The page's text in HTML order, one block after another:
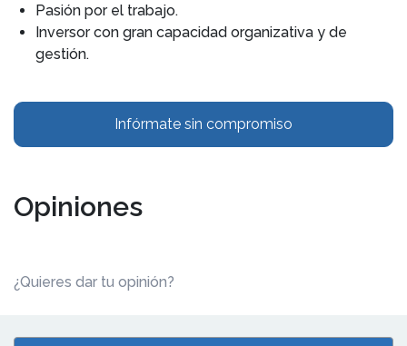
Pasión por el trabajo.
Inversor con gran capacidad organizativa y de
gestión.
Infórmate sin compromiso
Opiniones
¿Quieres dar tu opinión?